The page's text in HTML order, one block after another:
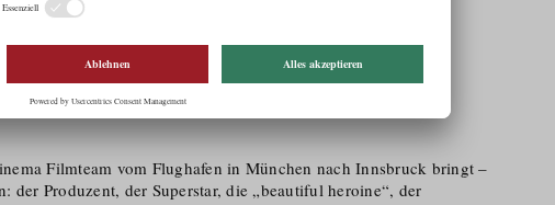
Filmteam vom Flughafen in München nach Innsbruck bringt –
der Produzent, der Superstar, die „beautiful heroine“, der